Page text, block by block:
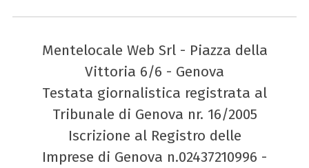
Mentelocale Web Srl - Piazza della
Vittoria 6/6 - Genova
Testata giornalistica registrata al
Tribunale di Genova nr. 16/2005
Iscrizione al Registro delle
Imprese di Genova n.02437210996 -